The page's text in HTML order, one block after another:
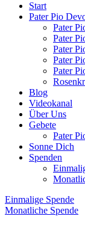
Start
Pater Pio
Pater
Pater
Pater
Pater
Pater
Blog
Videokanal
Über Uns
Gebete
Pater
Sonne Dich
Spenden
Einmalige Spende
Monatliche Spende